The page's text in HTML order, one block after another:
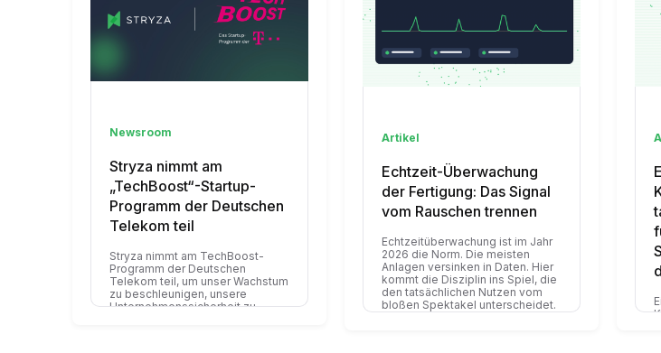
Newsroom
Stryza nimmt am
„TechBoost“-Startup-
Programm der Deutschen
Telekom teil
Stryza nimmt am TechBoost-
Programm der Deutschen
Telekom teil, um unser Wachstum
zu beschleunigen, unsere
Unternehmenssicherheit zu
Artikel
Echtzeit-Überwachung
der Fertigung: Das Signal
vom Rauschen trennen
Echtzeitüberwachung ist im Jahr
2026 die Norm. Die meisten
Anlagen versinken in Daten. Hier
kommt die Disziplin ins Spiel, die
den tatsächlichen Nutzen vom
bloßen Spektakel unterscheidet.